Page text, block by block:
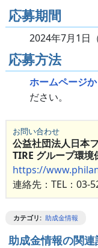
応募期間
2024年7月1日
応募方法
ホームページ
ださい。
お問い合わせ
公益社団法人日本
TIRE グループ環
https://
連絡先：TEL：03-
カテゴリ: 助成金情報
助成金情報の関連